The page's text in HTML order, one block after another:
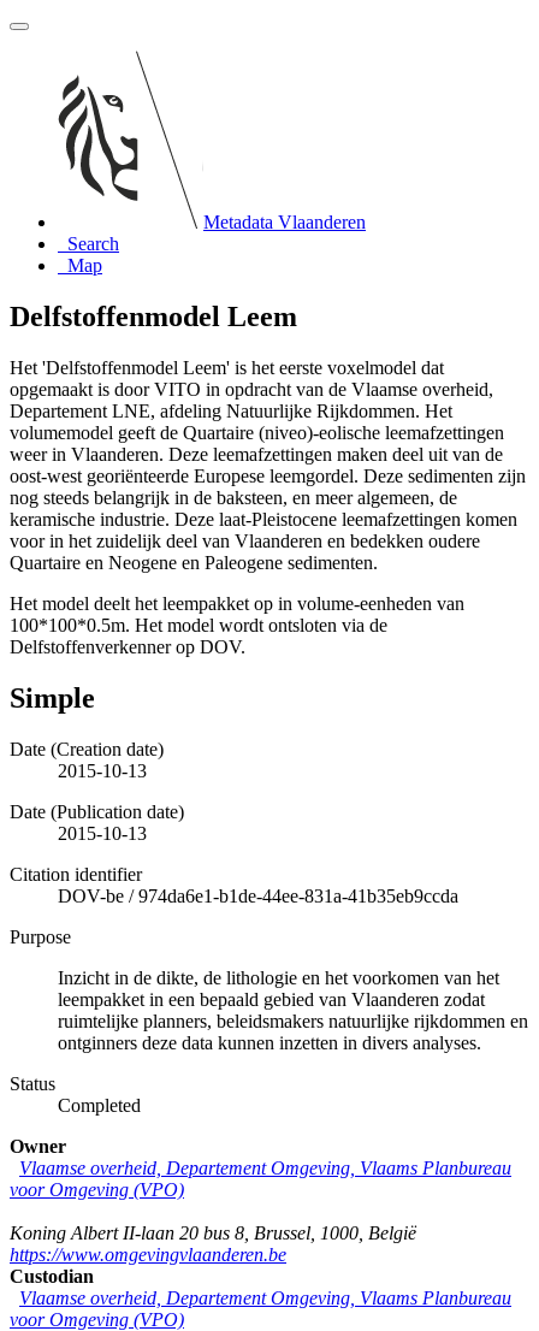
Metadata Vlaanderen
Search
Map
Delfstoffenmodel Leem
Het 'Delfstoffenmodel Leem' is het eerste voxelmodel dat
opgemaakt is door VITO in opdracht van de Vlaamse overheid,
Departement LNE, afdeling Natuurlijke Rijkdommen. Het
volumemodel geeft de Quartaire (niveo)-eolische leemafzettingen
weer in Vlaanderen. Deze leemafzettingen maken deel uit van de
oost-west georiënteerde Europese leemgordel. Deze sedimenten zijn
nog steeds belangrijk in de baksteen, en meer algemeen, de
keramische industrie. Deze laat-Pleistocene leemafzettingen komen
voor in het zuidelijk deel van Vlaanderen en bedekken oudere
Quartaire en Neogene en Paleogene sedimenten.
Het model deelt het leempakket op in volume-eenheden van
100*100*0.5m. Het model wordt ontsloten via de
Delfstoffenverkenner op DOV.
Simple
Date (Creation date)
2015-10-13
Date (Publication date)
2015-10-13
Citation identifier
DOV-be /974da6e1-b1de-44ee-831a-41b35eb9ccda
Purpose
Inzicht in de dikte, de lithologie en het voorkomen van het
leempakket in een bepaald gebied van Vlaanderen zodat
ruimtelijke planners, beleidsmakers natuurlijke rijkdommen en
ontginners deze data kunnen inzetten in divers analyses.
Status
Completed
Owner
Vlaamse overheid, Departement Omgeving, Vlaams Planbureau
voor Omgeving (VPO)
Koning Albert II-laan 20 bus 8 Brussel 1000 België
https://www.omgevingvlaanderen.be
Custodian
Vlaamse overheid, Departement Omgeving, Vlaams Planbureau
voor Omgeving (VPO)